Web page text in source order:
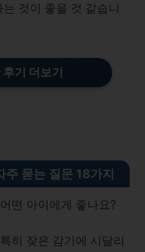
것이 좋을 것 같습니
기 더보기
묻는 질문 18가지
떤 아이에게 좋나요?
히 잦은 감기에 시달리